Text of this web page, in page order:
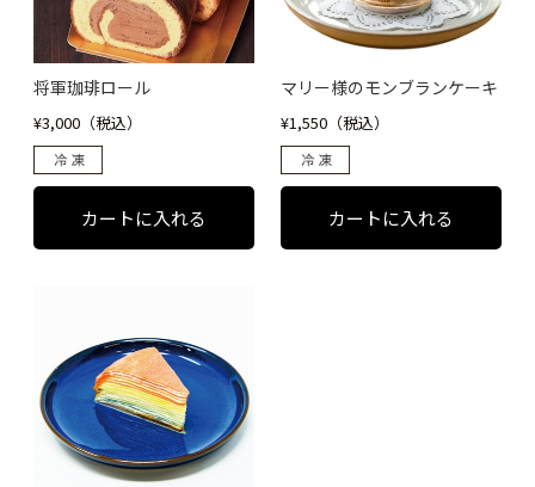
将軍珈琲ロール
¥3,000（税込）
マリー様のモンブランケーキ
¥1,550（税込）